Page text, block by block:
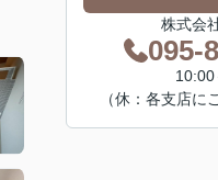
株式会
095-
（休：各支店に